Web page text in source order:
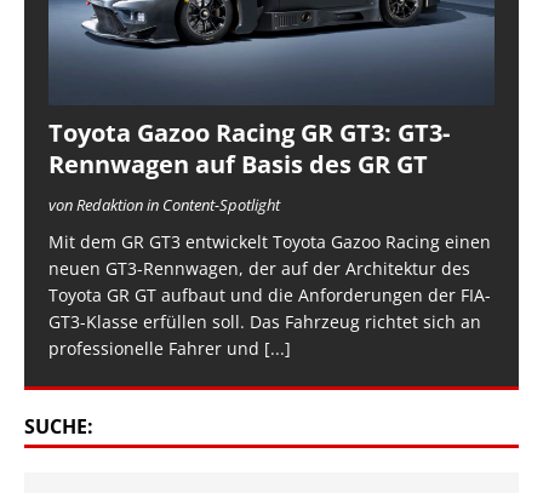
Toyota Gazoo Racing GR GT3: GT3-
Rennwagen auf Basis des GR GT
von Redaktion in Content-Spotlight
Mit dem GR GT3 entwickelt Toyota Gazoo Racing einen
neuen GT3-Rennwagen, der auf der Architektur des
Toyota GR GT aufbaut und die Anforderungen der FIA-
GT3-Klasse erfüllen soll. Das Fahrzeug richtet sich an
professionelle Fahrer und [...]
SUCHE: